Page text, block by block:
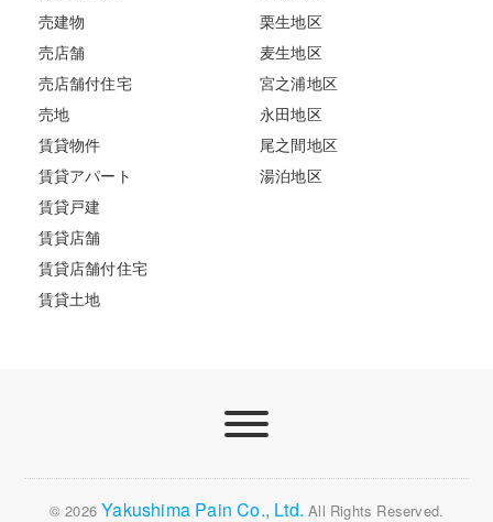
売建物
売店舗
売店舗付住宅
売地
賃貸物件
賃貸アパート
賃貸戸建
賃貸店舗
賃貸店舗付住宅
賃貸土地
栗生地区
麦生地区
宮之浦地区
永田地区
尾之間地区
湯泊地区
© 2026Yakushima Pain Co., Ltd. All Rights Reserved.